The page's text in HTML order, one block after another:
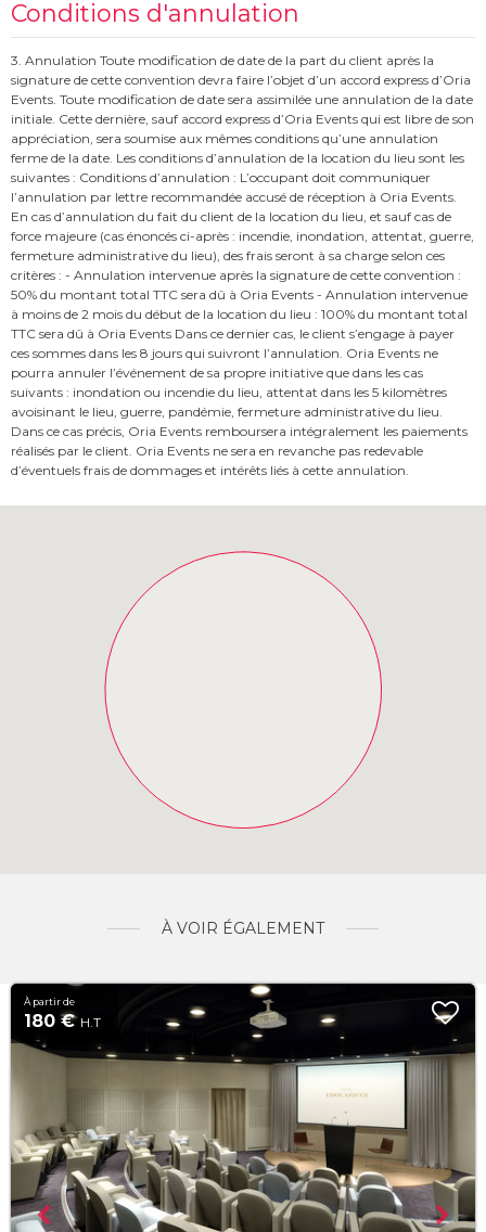
Conditions d'annulation
3. Annulation Toute modification de date de la part du client après la
signature de cette convention devra faire l’objet d’un accord express d’Oria
Events. Toute modification de date sera assimilée une annulation de la date
initiale. Cette dernière, sauf accord express d’Oria Events qui est libre de son
appréciation, sera soumise aux mêmes conditions qu’une annulation
ferme de la date. Les conditions d’annulation de la location du lieu sont les
suivantes : Conditions d’annulation : L’occupant doit communiquer
l’annulation par lettre recommandée accusé de réception à Oria Events.
En cas d’annulation du fait du client de la location du lieu, et sauf cas de
force majeure (cas énoncés ci-après : incendie, inondation, attentat, guerre,
fermeture administrative du lieu), des frais seront à sa charge selon ces
critères : - Annulation intervenue après la signature de cette convention :
50% du montant total TTC sera dû à Oria Events - Annulation intervenue
à moins de 2 mois du début de la location du lieu : 100% du montant total
TTC sera dû à Oria Events Dans ce dernier cas, le client s’engage à payer
ces sommes dans les 8 jours qui suivront l’annulation. Oria Events ne
pourra annuler l’événement de sa propre initiative que dans les cas
suivants : inondation ou incendie du lieu, attentat dans les 5 kilomètres
avoisinant le lieu, guerre, pandémie, fermeture administrative du lieu.
Dans ce cas précis, Oria Events remboursera intégralement les paiements
réalisés par le client. Oria Events ne sera en revanche pas redevable
d’éventuels frais de dommages et intérêts liés à cette annulation.
À VOIR ÉGALEMENT
À partir de
180 € H.T